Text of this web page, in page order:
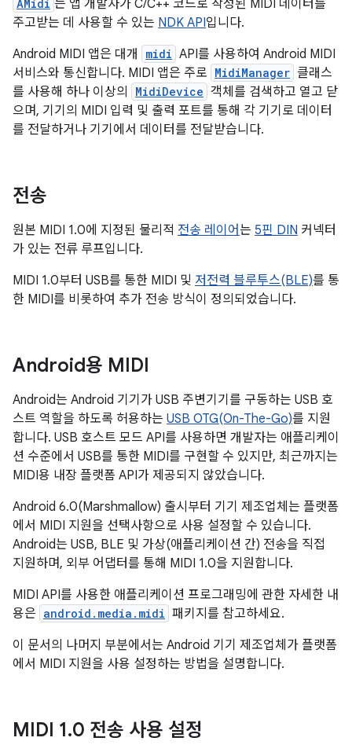
AMidi 는 앱 개발자가 C/C++ 코드로 작성된 MIDI 데이터를
주고받는 데 사용할 수 있는 NDK API입니다.
Android MIDI 앱은 대개
midi API를 사용하여 Android MIDI
서비스와 통신합니다. MIDI 앱은 주로 MidiManager 클래스
를 사용해 하나 이상의
MidiDevice 객체를 검색하고 열고 닫
으며, 기기의 MIDI 입력 및 출력 포트를 통해 각 기기로 데이터
를 전달하거나 기기에서 데이터를 전달받습니다.
전송
원본 MIDI 1.0에 지정된 물리적 전송 레이어는 5핀 DIN 커넥터
가 있는 전류 루프입니다.
MIDI 1.0부터 USB를 통한 MIDI 및 저전력 블루투스(BLE)를 통
한 MIDI를 비롯하여 추가 전송 방식이 정의되었습니다.
Android용 MIDI
Android는 Android 기기가 USB 주변기기를 구동하는 USB 호
스트 역할을 하도록 허용하는 USB OTG(On-The-Go)를 지원
합니다. USB 호스트 모드 API를 사용하면 개발자는 애플리케이
션 수준에서 USB를 통한 MIDI를 구현할 수 있지만, 최근까지는
MIDI용 내장 플랫폼 API가 제공되지 않았습니다.
Android 6.0(Marshmallow) 출시부터 기기 제조업체는 플랫폼
에서 MIDI 지원을 선택사항으로 사용 설정할 수 있습니다.
Android는 USB, BLE 및 가상(애플리케이션 간) 전송을 직접
지원하며, 외부 어댑터를 통해 MIDI 1.0을 지원합니다.
MIDI API를 사용한 애플리케이션 프로그래밍에 관한 자세한 내
용은 android.media.midi 패키지를 참고하세요.
이 문서의 나머지 부분에서는 Android 기기 제조업체가 플랫폼
에서 MIDI 지원을 사용 설정하는 방법을 설명합니다.
MIDI 1.0 전송 사용 설정